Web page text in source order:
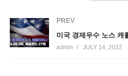
PREV
admin JULY 14, 2022